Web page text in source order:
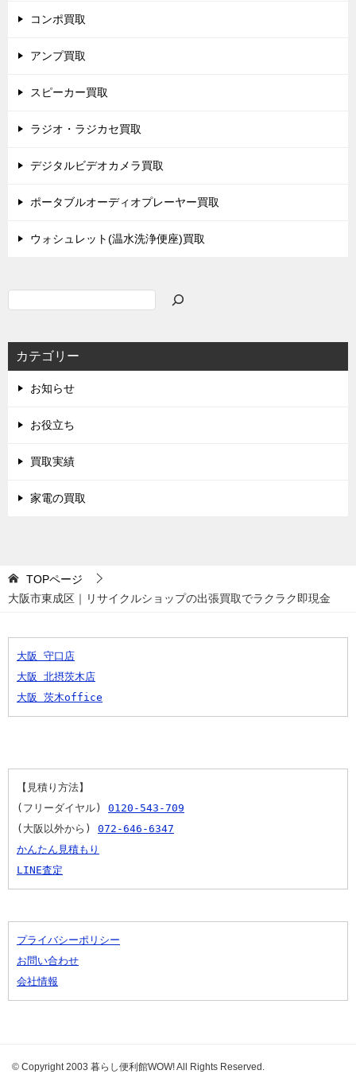
コンポ買取
アンプ買取
スピーカー買取
ラジオ・ラジカセ買取
デジタルビデオカメラ買取
ポータブルオーディオプレーヤー買取
ウォシュレット(温水洗浄便座)買取
カテゴリー
お知らせ
お役立ち
買取実績
家電の買取
TOPページ
大阪市東成区｜リサイクルショップの出張買取でラクラク即現金
大阪 守口店
大阪 北摂茨木店
大阪 茨木office
【見積り方法】
(フリーダイヤル) 0120-543-709
(大阪以外から) 072-646-6347
かんたん見積もり
LINE査定
プライバシーポリシー
お問い合わせ
会社情報
© Copyright 2003 暮らし便利館WOW! All Rights Reserved.